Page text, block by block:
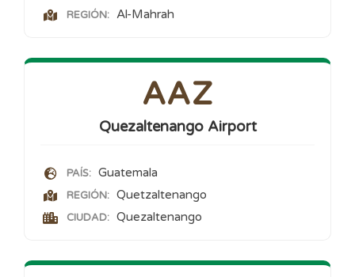
REGIÓN: Al-Mahrah
AAZ
Quezaltenango Airport
PAÍS: Guatemala
REGIÓN: Quetzaltenango
CIUDAD: Quezaltenango